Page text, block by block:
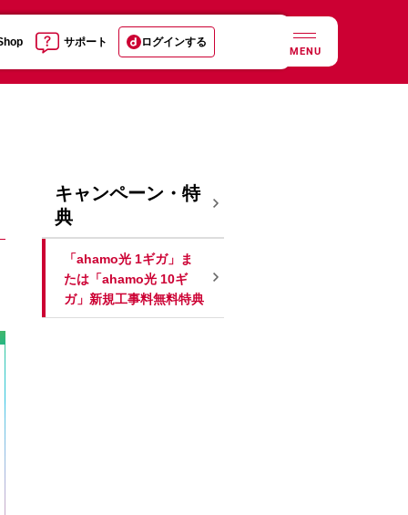
サポート ログインする
MENU
キャンペーン・特
典
「ahamo光 1ギガ」ま
たは「ahamo光 10ギ
ガ」新規工事料無料特典